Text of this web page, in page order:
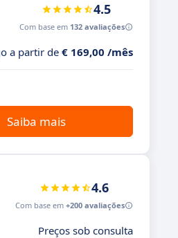
4.5
Com base em 132 avaliações
a partir de € 169,00 /mês
Saiba mais
4.6
Com base em +200 avaliações
Preços sob consulta